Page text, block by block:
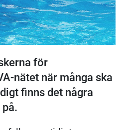
för
nätet när många ska
finns det några